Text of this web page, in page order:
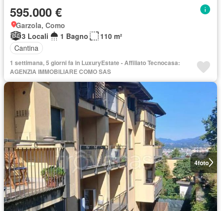
595.000 €
Garzola, Como
3 Locali
1 Bagno
110 m²
Cantina
1 settimana, 5 giorni fa in LuxuryEstate - Affiliato Tecnocasa:
AGENZIA IMMOBILIARE COMO SAS
4foto